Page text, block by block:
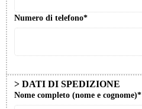
Numero di telefono*
> DATI DI SPEDIZIONE
Nome completo (nome e cognome)*